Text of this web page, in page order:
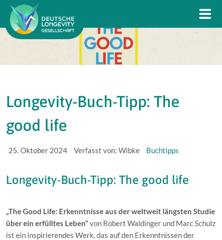
Longevity-Buch-Tipp: The
good life
25. Oktober 2024 Verfasst von: Wibke Buchtipps
Longevity-Buch-Tipp: The good life
„The Good Life: Erkenntnisse aus der weltweit längsten Studie
über ein erfülltes Leben“von Robert Waldinger und Marc Schulz
ist ein inspirierendes Werk, das auf den Erkenntnissen der